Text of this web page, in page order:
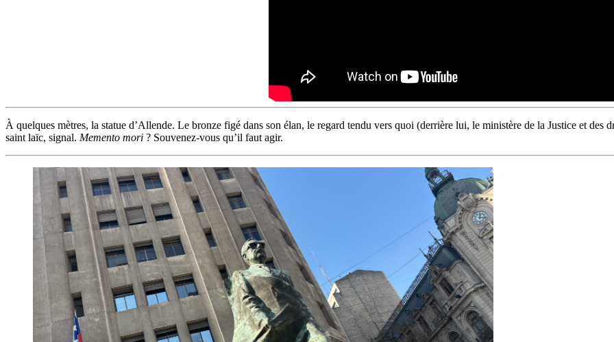
À quelques mètres, la statue d’Allende. Le bronze figé dans son élan, le regard tendu vers quoi (derrière lui, le ministère de la Justice et
saint laïc, signal. Memento mori ? Souvenez-vous qu’il faut agir.